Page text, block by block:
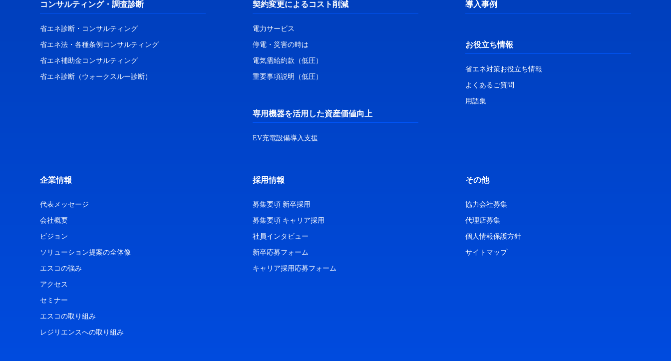
コンサルティング・調査診断
省エネ診断・コンサルティング
省エネ法・各種条例コンサルティング
省エネ補助金コンサルティング
省エネ診断（ウォークスルー診断）
契約変更によるコスト削減
電力サービス
停電・災害の時は
電気需給約款（低圧）
重要事項説明（低圧）
専用機器を活用した資産価値向上
EV充電設備導入支援
導入事例
お役立ち情報
省エネ対策お役立ち情報
よくあるご質問
用語集
企業情報
代表メッセージ
会社概要
ビジョン
ソリューション提案の全体像
エスコの強み
アクセス
セミナー
エスコの取り組み
レジリエンスへの取り組み
採用情報
募集要項 新卒採用
募集要項 キャリア採用
社員インタビュー
新卒応募フォーム
キャリア採用応募フォーム
その他
協力会社募集
代理店募集
個人情報保護方針
サイトマップ